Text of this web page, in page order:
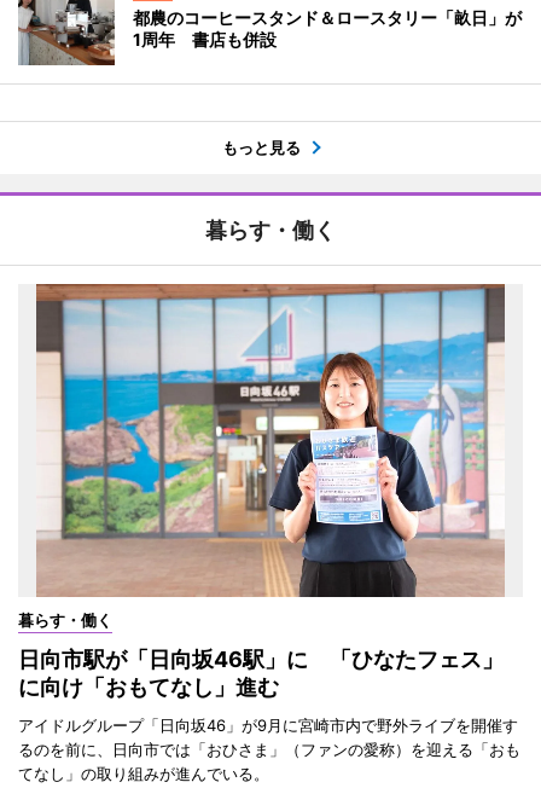
都農のコーヒースタンド＆ロースタリー「畝日」が
1周年 書店も併設
もっと見る
暮らす・働く
暮らす・働く
日向市駅が「日向坂46駅」に 「ひなたフェス」
に向け「おもてなし」進む
アイドルグループ「日向坂46」が9月に宮崎市内で野外ライブを開催す
るのを前に、日向市では「おひさま」（ファンの愛称）を迎える「おも
てなし」の取り組みが進んでいる。